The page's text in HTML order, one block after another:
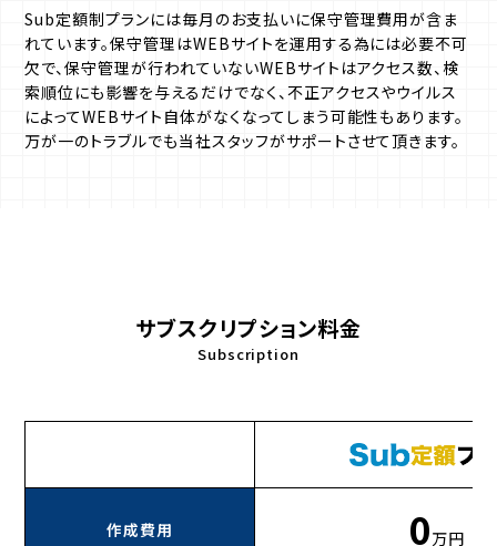
Sub定額制プランには毎月のお支払いに保守管理費用が含ま
れています。保守管理はWEBサイトを運用する為には必要不可
欠で、保守管理が行われていないWEBサイトはアクセス数、検
索順位にも影響を与えるだけでなく、不正アクセスやウイルス
によってWEBサイト自体がなくなってしまう可能性もあります。
万が一のトラブルでも当社スタッフがサポートさせて頂きます。
サブスクリプション料金
Subscription
作成費用 0万円